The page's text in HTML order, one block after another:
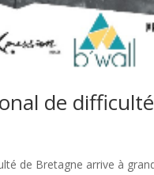
de
de Bretagne arrive à